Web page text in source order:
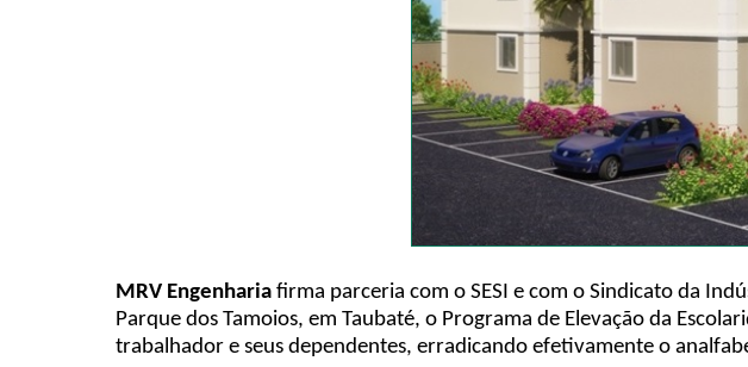
MRV Engenharia firma parceria com o SESI e com o Sindicato da
Parque dos Tamoios, em Taubaté, o Programa de Elevação da
trabalhador e seus dependentes, erradicando efetivamente o